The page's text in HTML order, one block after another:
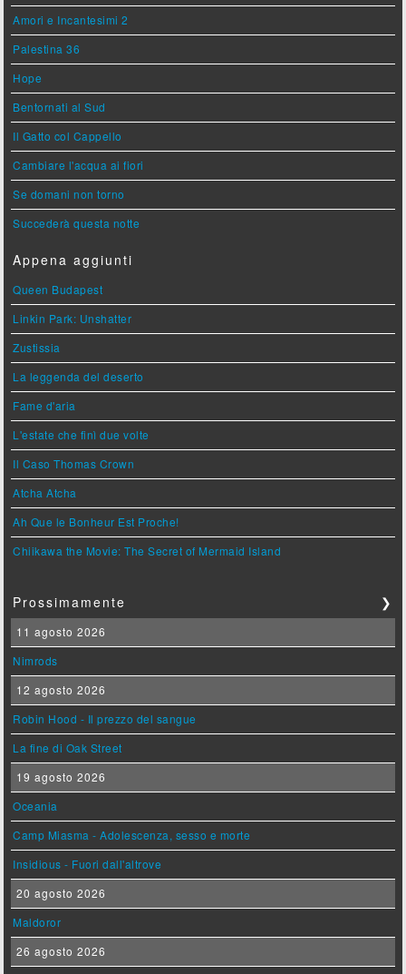
Amori e Incantesimi 2
Palestina 36
Hope
Bentornati al Sud
Il Gatto col Cappello
Cambiare l'acqua ai fiori
Se domani non torno
Succederà questa notte
Appena aggiunti
Queen Budapest
Linkin Park: Unshatter
Zustissia
La leggenda del deserto
Fame d'aria
L'estate che finì due volte
Il Caso Thomas Crown
Atcha Atcha
Ah Que le Bonheur Est Proche!
Chiikawa the Movie: The Secret of Mermaid Island
Prossimamente ❯
11 agosto 2026
Nimrods
12 agosto 2026
Robin Hood - Il prezzo del sangue
La fine di Oak Street
19 agosto 2026
Oceania
Camp Miasma - Adolescenza, sesso e morte
Insidious - Fuori dall'altrove
20 agosto 2026
Maldoror
26 agosto 2026